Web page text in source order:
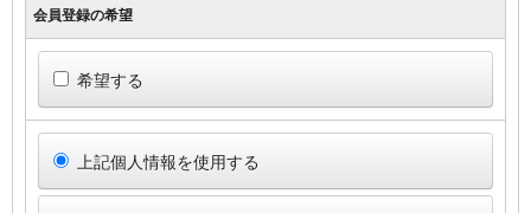
会員登録の希望
希望する
上記個人情報を使用する